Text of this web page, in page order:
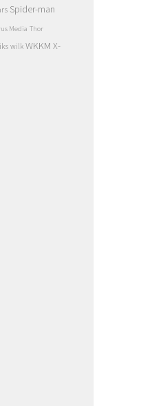
Spider-man
Media Thor
wilk WKKM X-